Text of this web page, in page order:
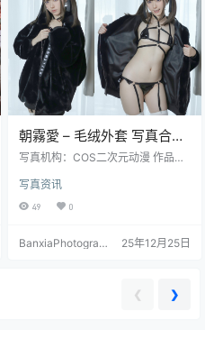
朝霧愛 – 毛绒外套 写真合集
（22P-239.9M）冬日氛围
写真机构：COS二次元动漫 作品名
愛（Asagiriai） 图片数量：22张 资
源大小：239.9MB
写真资讯
49 0
BanxiaPhotograp
25年12月25日
❮ ❯